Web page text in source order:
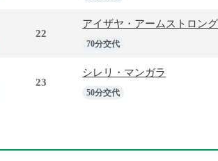
22
アイザヤ・アームストロン
70分交代
23
シレリ・マンガラ
50分交代